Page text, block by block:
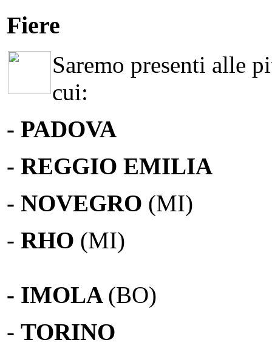
Fiere
Saremo presenti alle
cui:
- PADOVA
- REGGIO EMILIA
- NOVEGRO (MI)
- RHO (MI)
- IMOLA (BO)
- TORINO